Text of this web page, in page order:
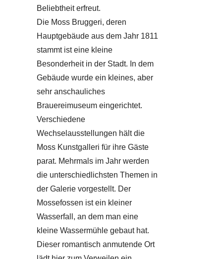
Beliebtheit erfreut.
Die Moss Bruggeri, deren
Hauptgebäude aus dem Jahr 1811
stammt ist eine kleine
Besonderheit in der Stadt. In dem
Gebäude wurde ein kleines, aber
sehr anschauliches
Brauereimuseum eingerichtet.
Verschiedene
Wechselausstellungen hält die
Moss Kunstgalleri für ihre Gäste
parat. Mehrmals im Jahr werden
die unterschiedlichsten Themen in
der Galerie vorgestellt. Der
Mossefossen ist ein kleiner
Wasserfall, an dem man eine
kleine Wassermühle gebaut hat.
Dieser romantisch anmutende Ort